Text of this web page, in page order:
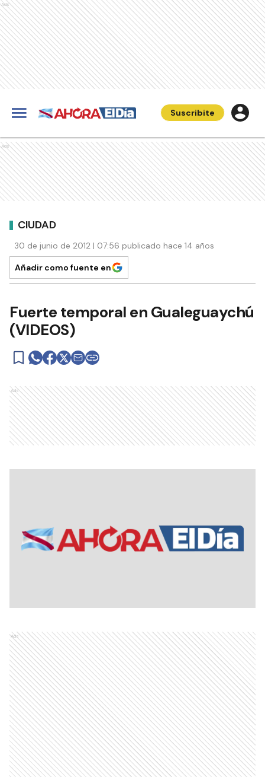
Ads
Suscribite
Ads
CIUDAD
30 de junio de 2012 | 07:56 publicado hace 14 años
Añadir como fuente en
Fuerte temporal en Gualeguaychú
(VIDEOS)
Ads
Ads